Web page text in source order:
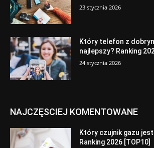
23 stycznia 2026
Który telefon z
najlepszy? Ranking
24 stycznia 2026
NAJCZĘSCIEJ KOMENTOWANE
Który czujnik gazu
Ranking 2026 [TOP10]